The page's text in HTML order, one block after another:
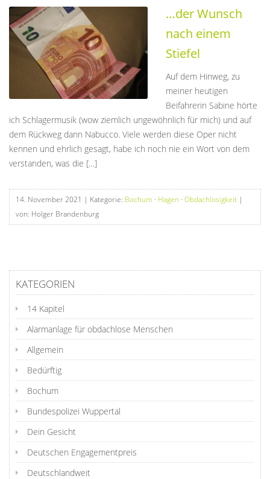
…der Wunsch
nach einem
Stiefel
Auf dem Hinweg, zu
meiner heutigen
Beifahrerin Sabine hörte
ich Schlagermusik (wow ziemlich ungewöhnlich für mich) und auf
dem Rückweg dann Nabucco. Viele werden diese Oper nicht
kennen und ehrlich gesagt, habe ich noch nie ein Wort von dem
verstanden, was die […]
14. November 2021 | Kategorie: Bochum · Hagen · Obdachlosigkeit |
von: Holger Brandenburg
KATEGORIEN
14 Kapitel
Alarmanlage für obdachlose Menschen
Allgemein
Bedürftig
Bochum
Bundespolizei Wuppertal
Dein Gesicht
Deutschen Engagementpreis
Deutschlandweit